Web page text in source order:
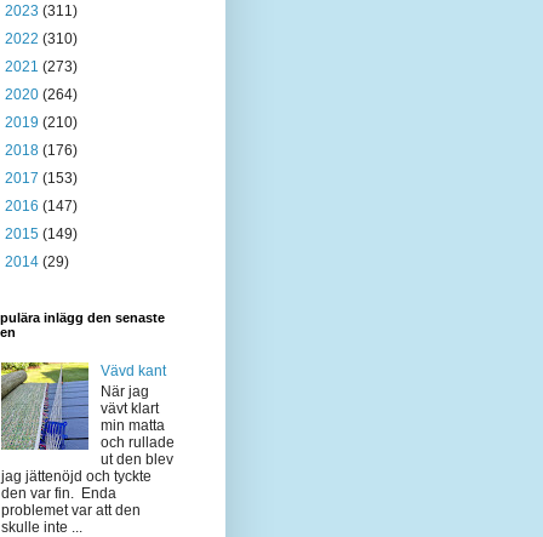
2023 (311)
2022 (310)
2021 (273)
2020 (264)
2019 (210)
2018 (176)
2017 (153)
2016 (147)
2015 (149)
2014 (29)
inlägg den senaste
Vävd kant
När jag
vävt klart
min matta
och rullade
ut den blev
jag jättenöjd och tyckte
den var fin. Enda
problemet var att den
skulle inte ...